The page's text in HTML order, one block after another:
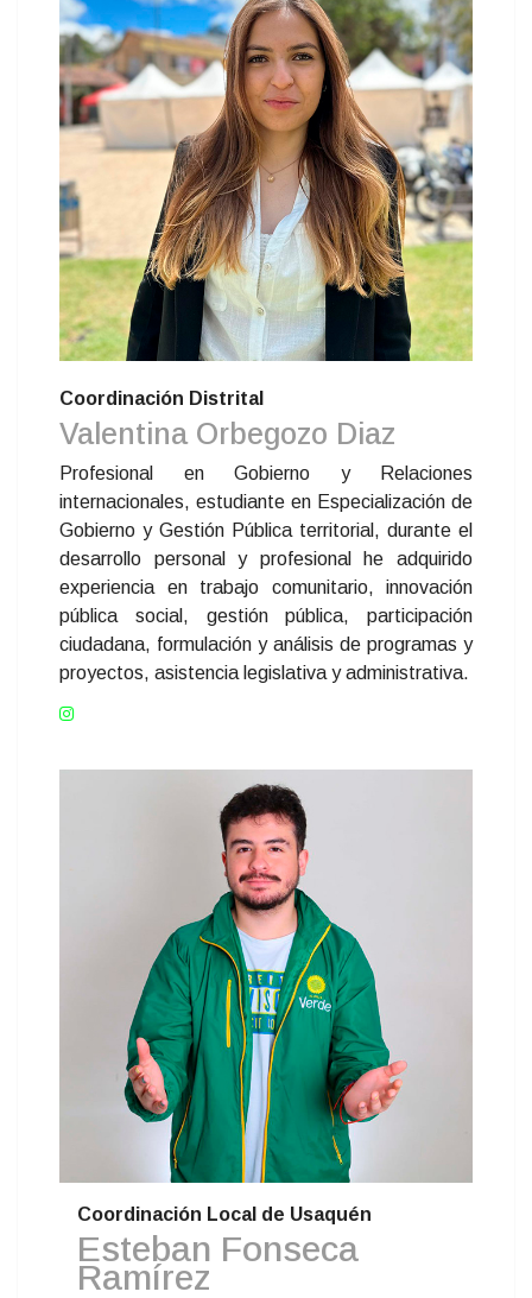
Coordinación Distrital
Valentina Orbegozo Diaz
Profesional en Gobierno y Relaciones
internacionales, estudiante en Especialización de
Gobierno y Gestión Pública territorial, durante el
desarrollo personal y profesional he adquirido
experiencia en trabajo comunitario, innovación
pública social, gestión pública, participación
ciudadana, formulación y análisis de programas y
proyectos, asistencia legislativa y administrativa.
Coordinación Local de Usaquén
Esteban Fonseca
Ramírez